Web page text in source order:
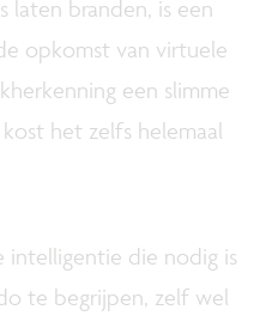
laten branden, is een
opkomst van virtuele
een slimme
het zelfs helemaal
die nodig is
te begrijpen, zelf wel